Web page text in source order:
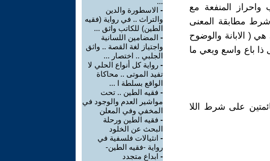
المنفعة مع
شرط مطابقة المعنى
( الابانة والوضوح
باع واسع ويعي ما
على شرط اللا
- الاسطورة والدين
والتراث .. في رواية (فقيه
الطين) للكاتب واثق ...
- المضامين اللسانية
واجتياز لغة القصة .. واثق
الجلبي .. اختصار ...
- رواية كل أنواع الحلي لا
تفيد الموتى .. محاكاة
الواقع بسلطة ا ...
- فقيه الطين .. تحت
مواشير العدم والوجود في
المخفي وفي المعلن
- فقيه الطين ورحلة
البحث عن الخلود
- انثيالات فلسفية في
رواية -فقيه الطين-
- ابداع متجدد